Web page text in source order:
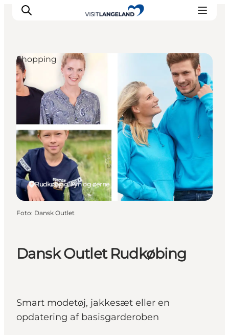
Oplevelser
Byer og øer
Outdoor
Overnatning
Planlæg ferie
Dansk Outlet Rudkøbing
Smart modetøj, jakkesæt eller en
opdatering af basisgarderoben
Rudkøbing, Fyn og øerne
Shopping
Foto: Dansk Outlet